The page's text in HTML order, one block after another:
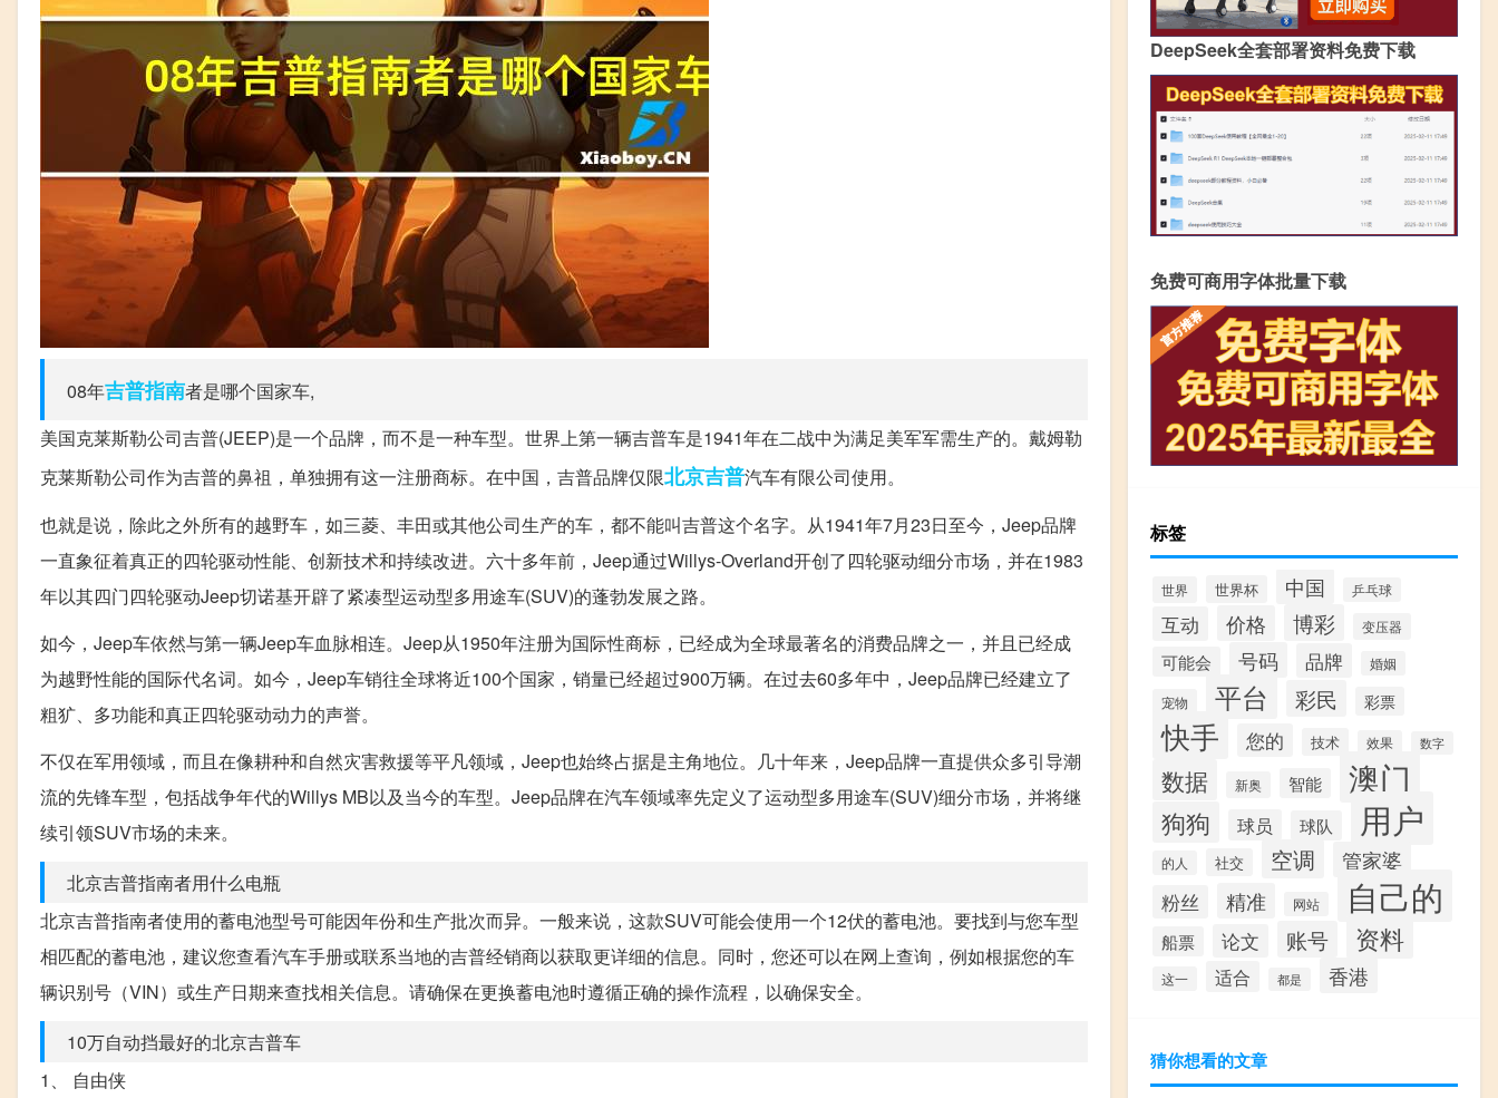
08年吉普指南者是哪个国家车,
美国克莱斯勒公司吉普(JEEP)是一个品牌，而不是一种车型。世界上第一辆吉普车是1941年在二战中为满足美军军需生产的。戴姆勒
克莱斯勒公司作为吉普的鼻祖，单独拥有这一注册商标。在中国，吉普品牌仅限北京吉普汽车有限公司使用。
也就是说，除此之外所有的越野车，如三菱、丰田或其他公司生产的车，都不能叫吉普这个名字。从1941年7月23日至今，Jeep品牌
一直象征着真正的四轮驱动性能、创新技术和持续改进。六十多年前，Jeep通过Willys-Overland开创了四轮驱动细分市场，并在1983
年以其四门四轮驱动Jeep切诺基开辟了紧凑型运动型多用途车(SUV)的蓬勃发展之路。
如今，Jeep车依然与第一辆Jeep车血脉相连。Jeep从1950年注册为国际性商标，已经成为全球最著名的消费品牌之一，并且已经成
为越野性能的国际代名词。如今，Jeep车销往全球将近100个国家，销量已经超过900万辆。在过去60多年中，Jeep品牌已经建立了
粗犷、多功能和真正四轮驱动动力的声誉。
不仅在军用领域，而且在像耕种和自然灾害救援等平凡领域，Jeep也始终占据是主角地位。几十年来，Jeep品牌一直提供众多引导潮
流的先锋车型，包括战争年代的Willys MB以及当今的车型。Jeep品牌在汽车领域率先定义了运动型多用途车(SUV)细分市场，并将继
续引领SUV市场的未来。
北京吉普指南者用什么电瓶
北京吉普指南者使用的蓄电池型号可能因年份和生产批次而异。一般来说，这款SUV可能会使用一个12伏的蓄电池。要找到与您车型
相匹配的蓄电池，建议您查看汽车手册或联系当地的吉普经销商以获取更详细的信息。同时，您还可以在网上查询，例如根据您的车
辆识别号（VIN）或生产日期来查找相关信息。请确保在更换蓄电池时遵循正确的操作流程，以确保安全。
10万自动挡最好的北京吉普车
1、 自由侠
DeepSeek全套部署资料免费下载
免费可商用字体批量下载
标签
世界 世界杯 中国 乒乓球
互动 价格 博彩 变压器
可能会 号码 品牌 婚姻
宠物 平台 彩民 彩票
快手 您的 技术 效果 数字
数据 新奥 智能 澳门
狗狗 球员 球队 用户
的人 社交 空调 管家婆
粉丝 精准 网站 自己的
船票 论文 账号 资料
这一 适合 都是 香港
猜你想看的文章